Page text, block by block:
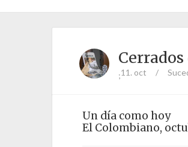
;11. oct /
Un día como hoy
El Colombiano,